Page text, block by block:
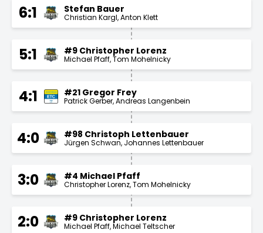
6:1 Stefan Bauer
Christian Kargl Anton Klett
5:1 #9 Christopher Lorenz
Michael Pfaff Tom Mohelnicky
4:1 #21 Gregor Frey
Patrick Gerber Andreas Langenbein
4:0 #98 Christoph Lettenbauer
Jürgen Schwan Johannes Lettenbauer
3:0 #4 Michael Pfaff
Christopher Lorenz Tom Mohelnicky
2:0 #9 Christopher Lorenz
Michael Pfaff Michael Teltscher